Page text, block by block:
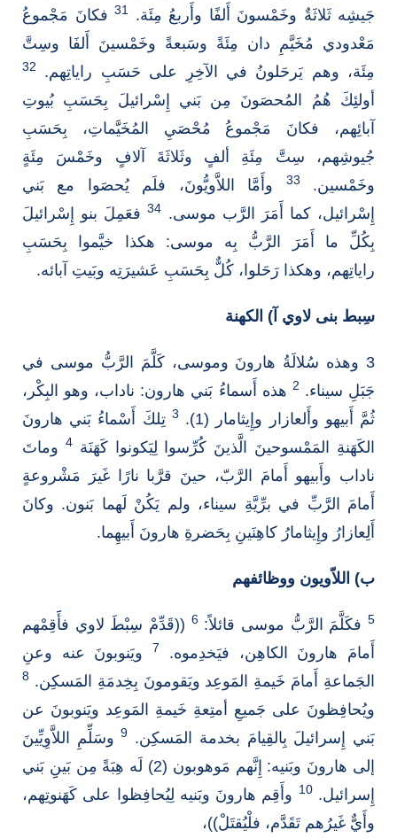
جَيشِه ثَلاثَةٌ وخَمْسونَ أَلفًا وأَربعُ مِئَة. 31 فكانَ مَجْموعُ
مَعْدودي مُخَيَّمِ دان مِئَةً وسَبعةً وخَمْسينَ أَلفَا وسِتَّ
مِئَة، وهم يَرحَلونُ في الآخِرِ على حَسَبِ راياتِهم.
32
أولئِكَ هُمُ المُحصَونَ مِن بَني إِسْرائيلَ بِحَسَبِ بُيوتِ
آبائِهم، فكانَ مَجْموعُ مُحْصَيِ المُخَيَّماتِ، بِحَسَبِ
جُيوشِهم، سِتَّ مِئَةِ ألفٍ وثَلاثَةَ آلافٍ وخَمْسَ مِئَةٍ
وخَمْسين.
33
وأَمَّا اللاَّويُّونَ، فلَم يُحصَوا مع بَني
إِسْرائيل، كما أَمَرَ الرَّب موسى. 34فعَمِلَ بنو إِسْرائيلَ
بِكُلِّ ما أَمَرَ الرَّبُّ بِه موسى: هكذا خيَّموا بِحَسَبِ
راياتِهم، وهكذا رَحَلوا، كُلٌّ بِحَسَبِ عَشيرَتِه وبَيتِ آبائه.
سِبط بنى لاوي آ) الكهنة
3 وهذه سُلالَةُ هارونَ وموسى، كَلَّمَ الرَّبُّ موسى في
جَبَلِ سيناء. 2 هذه أَسماءُ بَني هارون: ناداب، وهو البِكْر،
ثُمَّ أَبيهو وأَلعازار وإِيثامار (1).
3 تِلكَ أَسْماءُ بَني هارونَ
الكَهَنةِ المَمْسوحينَ الَّذينَ كُرِّسوا لِيَكونوا كَهَنَة4 وماتَ
ناداب وأَبيهو أَمامَ الرَّبّ، حينَ قرَّبا نارًا غَيرَ مَشْروعةٍ
أَمامَ الرَّبِّ في برِّيَّةِ سيناء، ولم يَكُنْ لَهما بَنون. وكانَ
أَلِعازارُ وإِيثامارُ كاهِنَينِ بِحَضرةِ هارونَ أَبيهِما.
ب) اللاّويون ووظائفهم
5فكَلَّمَ الرَّبُّ موسى قائلاً:6 ((قَدِّمْ سِبْطَ لاوي فأََقِمْهم
أَمامَ هارونَ الكاهِن، فيَخدِموه.
7
ويَنوبونَ عنه وعنِ
الجَماعةِ أَمامَ خَيمةِ المَوعِد ويَقومونَ بِخِدمَةِ المَسكِن. 8
ويُحافِظونَ على جَميعِ أمتِعةِ خَيمةِ المَوعِد ويَنوبونَ عن
بَني إِسرائيلَ بِالقِيامَ بخدمة المَسكِن. 9 وسَلِّمِ اللاَّوِيِّينَ
إلى هارونَ وبَنيه: إِنَّهم مَوهوبون (2) لَه هِبَةً مِن بَينِِ بَني
إِسرائيل.10 وأَقِم هارونَ وبَنيه لِيُحافِظوا على كَهَنوتِهم،
وأَيٌّ غَيرُهم تَقَدَّم، فلْيُقتَلْ))،